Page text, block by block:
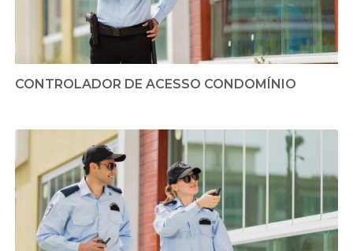
CONTROLADOR DE ACESSO CONDOMÍNIO